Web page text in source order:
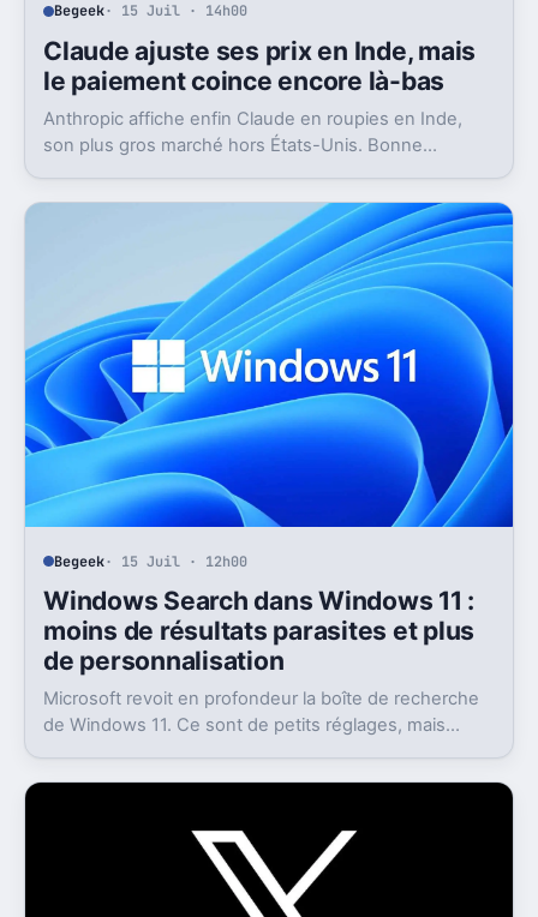
Begeek· 15 Juil · 14h00
Claude ajuste ses prix en Inde, mais
le paiement coince encore là-bas
Anthropic affiche enfin Claude en roupies en Inde,
son plus gros marché hors États-Unis. Bonne
abonnements.
Begeek· 15 Juil · 12h00
Windows Search dans Windows 11 :
moins de résultats parasites et plus
de personnalisation
Microsoft revoit en profondeur la boîte de recherche
de Windows 11. Ce sont de petits réglages, mais